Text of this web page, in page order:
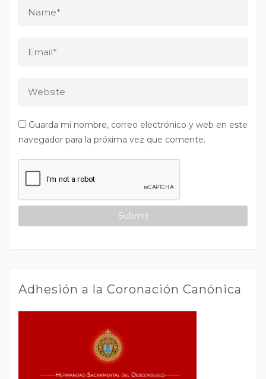
Guarda mi nombre, correo electrónico y web en este
navegador para la próxima vez que comente.
Adhesión a la Coronación Canónica